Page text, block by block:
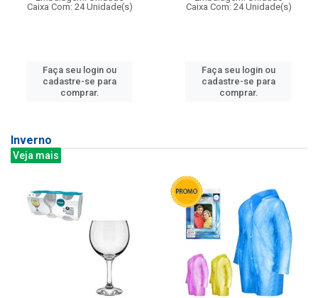
Caixa Com: 24 Unidade(s)
Faça seu login ou
cadastre-se para
comprar.
Caixa Com: 24 Unidade(s)
Faça seu login ou
cadastre-se para
comprar.
Inverno
Veja mais